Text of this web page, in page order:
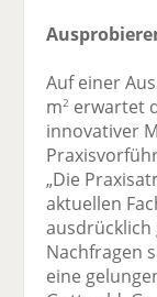
Auf einer
m2 erwartet
innovativer
„Die
aktuellen
Nachfragen
eine